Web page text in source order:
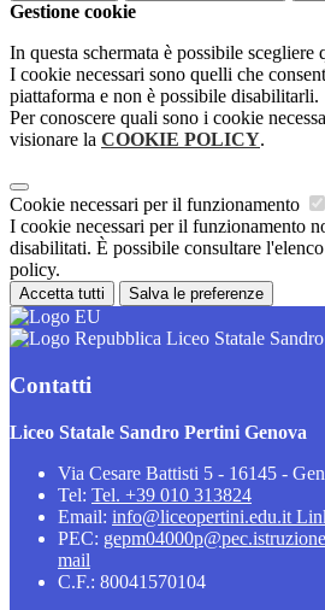
Gestione cookie
In questa schermata è possibile scegliere
I cookie necessari sono quelli che
piattaforma e non è possibile disabilitarli.
Per conoscere quali sono i cookie
visionare la COOKIE POLICY.
Cookie necessari per il funzionamento
I cookie necessari per il funzionamento
disabilitati. È possibile consultare
policy.
Accetta tutti Salva le preferenze
Liceo Statale
Contatti
Liceo Statale Sandro Pertini Genova
Via Cesare Battisti 5 - 16145 -
Tel: Tel. +39 010 313824
Email: info@liceopertini.edu.it
PEC:
mail
C.F.: 80041570104